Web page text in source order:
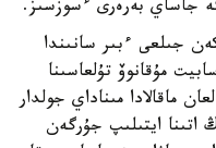
جاساي بەرەرى ءسوزسىز.
جىلعى ءبىر سانىندا
مۇقانوۆ تۇلعاسىنا
ماقالادا مىناداي جولدار
ايتىلىپ جۇرگەن